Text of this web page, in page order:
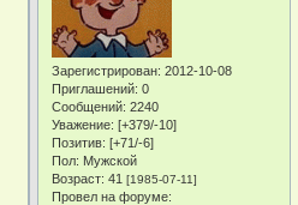
Зарегистрирован: 2012-10-08
Приглашений: 0
Сообщений: 2240
Уважение: [+379/-10]
Позитив: [+71/-6]
Пол: Мужской
Возраст: 41[1985-07-11]
Провел на форуме: